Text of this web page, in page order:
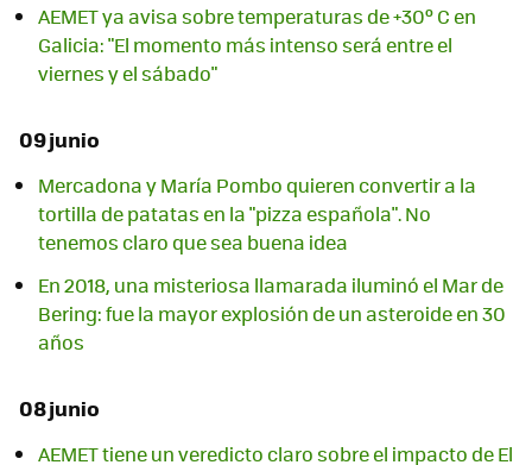
AEMET ya avisa sobre temperaturas de +30º C en
Galicia: "El momento más intenso será entre el
viernes y el sábado"
09 junio
Mercadona y María Pombo quieren convertir a la
tortilla de patatas en la "pizza española". No
tenemos claro que sea buena idea
En 2018, una misteriosa llamarada iluminó el Mar de
Bering: fue la mayor explosión de un asteroide en 30
años
08 junio
AEMET tiene un veredicto claro sobre el impacto de El